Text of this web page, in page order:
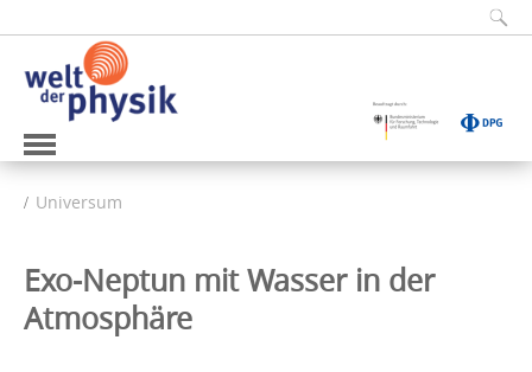
Universum
Exo-Neptun mit Wasser in der
Atmosphäre